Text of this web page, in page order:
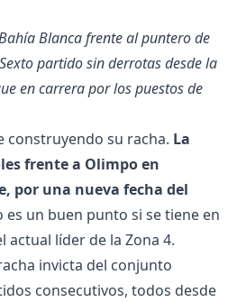
Blanca frente al puntero de
partido sin derrotas desde la
en carrera por los puestos de
construyendo su racha. La
frente a Olimpo en
por una nueva fecha del
es un buen punto si se tiene en
actual líder de la Zona 4.
invicta del conjunto
consecutivos, todos desde